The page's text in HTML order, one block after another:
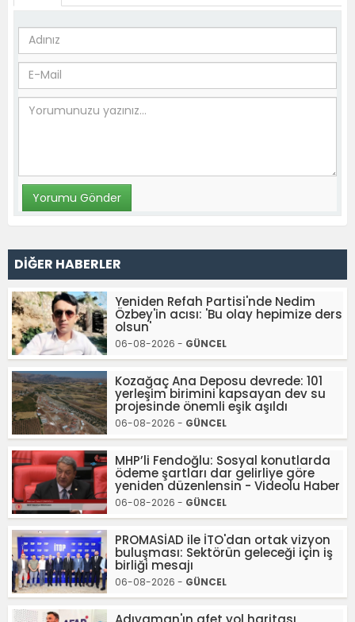
DİĞER HABERLER
Yeniden Refah Partisi'nde Nedim
Özbey'in acısı: 'Bu olay hepimize ders
olsun'
06-08-2026 - GÜNCEL
Kozağaç Ana Deposu devrede: 101
yerleşim birimini kapsayan dev su
projesinde önemli eşik aşıldı
06-08-2026 - GÜNCEL
MHP’li Fendoğlu: Sosyal konutlarda
ödeme şartları dar gelirliye göre
yeniden düzenlensin - Videolu Haber
06-08-2026 - GÜNCEL
PROMASİAD ile İTO'dan ortak vizyon
buluşması: Sektörün geleceği için iş
birliği mesajı
06-08-2026 - GÜNCEL